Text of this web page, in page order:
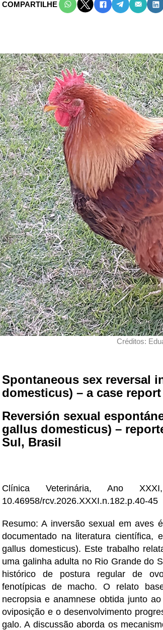
COMPARTILHE
Créditos:
Spontaneous sex reversal
domesticus) – a case
Reversión sexual
gallus domesticus) –
Sul, Brasil
Clínica Veterinária, Ano
10.46958/rcv.2026.XXXI.n.182.p.40-45
Resumo: A inversão sexual em aves
documentado na literatura científica,
gallus domesticus). Este trabalho
uma galinha adulta no Rio Grande do
histórico de postura regular de
fenotípicas de macho. O relato
necropsia e anamnese obtida junto
oviposição e o desenvolvimento
galo. A discussão aborda os